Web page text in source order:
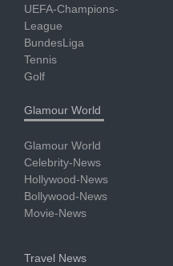
UEFA-Champions-
League
BundesLiga
Tennis
Golf
Glamour World
Glamour World
Celebrity-News
Hollywood-News
Bollywood-News
Movie-News
Travel News